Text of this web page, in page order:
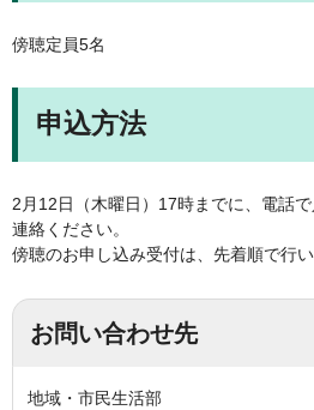
傍聴定員5名
申込方法
2月12日（木曜日）17時までに、電話
連絡ください。
傍聴のお申し込み受付は、先着順で行
お問い合わせ先
地域・市民生活部